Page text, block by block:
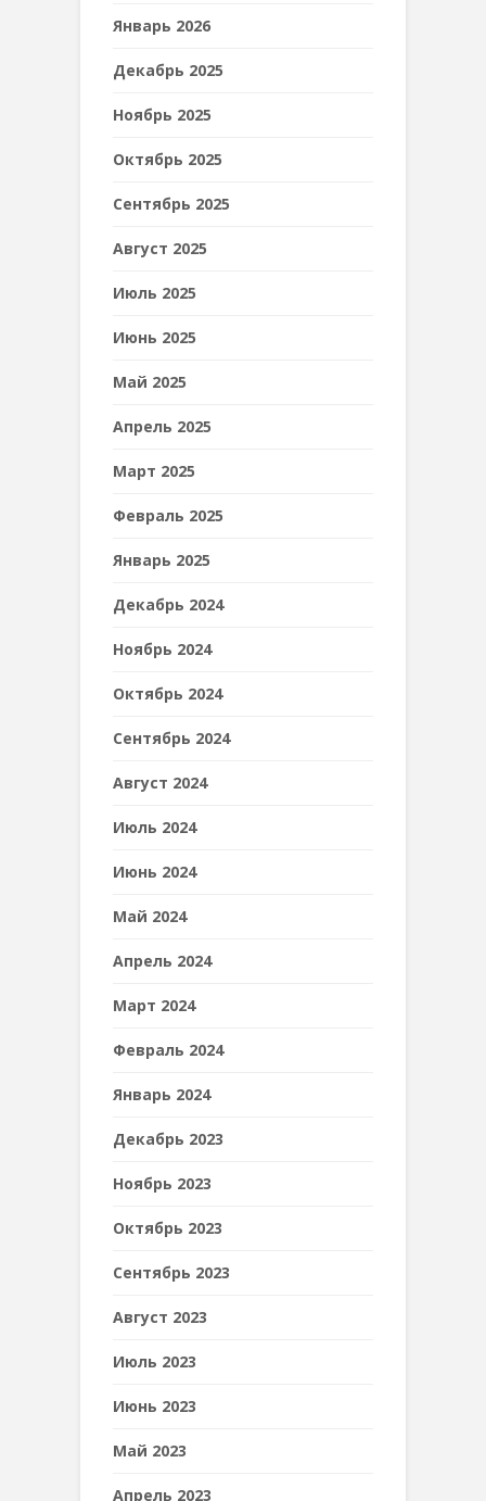
Январь 2026
Декабрь 2025
Ноябрь 2025
Октябрь 2025
Сентябрь 2025
Август 2025
Июль 2025
Июнь 2025
Май 2025
Апрель 2025
Март 2025
Февраль 2025
Январь 2025
Декабрь 2024
Ноябрь 2024
Октябрь 2024
Сентябрь 2024
Август 2024
Июль 2024
Июнь 2024
Май 2024
Апрель 2024
Март 2024
Февраль 2024
Январь 2024
Декабрь 2023
Ноябрь 2023
Октябрь 2023
Сентябрь 2023
Август 2023
Июль 2023
Июнь 2023
Май 2023
Апрель 2023